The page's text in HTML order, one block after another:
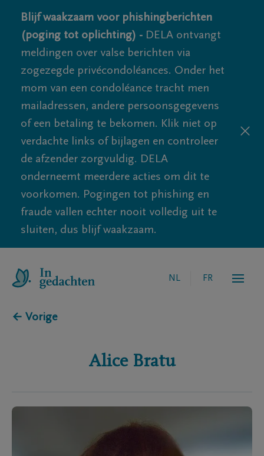
Blijf waakzaam voor phishingberichten
(poging tot oplichting) - DELA ontvangt
meldingen over valse berichten via
zogezegde privécondoléances. Onder het
mom van een condoléance tracht men
mailadressen, andere persoonsgegevens
of een betaling te bekomen. Klik niet op
verdachte links of bijlagen en controleer
de afzender zorgvuldig. DELA
onderneemt meerdere acties om dit te
voorkomen. Pogingen tot phishing en
fraude vallen echter nooit volledig uit te
sluiten, dus blijf waakzaam.
NL FR
← Vorige
Alice Bratu